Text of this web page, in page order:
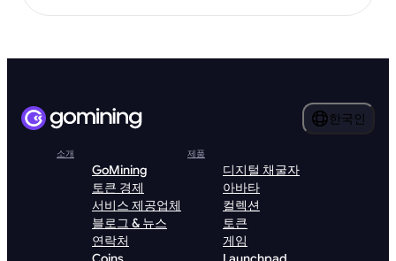
한국인
소개
GoMining
토큰 경제
서비스 제공업체
블로그 & 뉴스
연락처
제품
디지털 채굴자
아바타
컬렉션
토큰
게임